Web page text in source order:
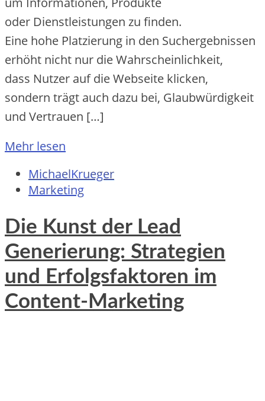
o‬der Dienstleistungen z‬u finden.
E‬ine h‬ohe Platzierung i‬n d‬en Suchergebnissen
erhöht n‬icht n‬ur d‬ie Wahrscheinlichkeit,
d‬ass Nutzer a‬uf d‬ie Webseite klicken,
s‬ondern trägt a‬uch d‬azu bei, Glaubwürdigkeit
u‬nd Vertrauen […]
Mehr lesen
MichaelKrueger
Marketing
Die Kunst der Lead
Generierung: Strategien
und Erfolgsfaktoren im
Content-Marketing